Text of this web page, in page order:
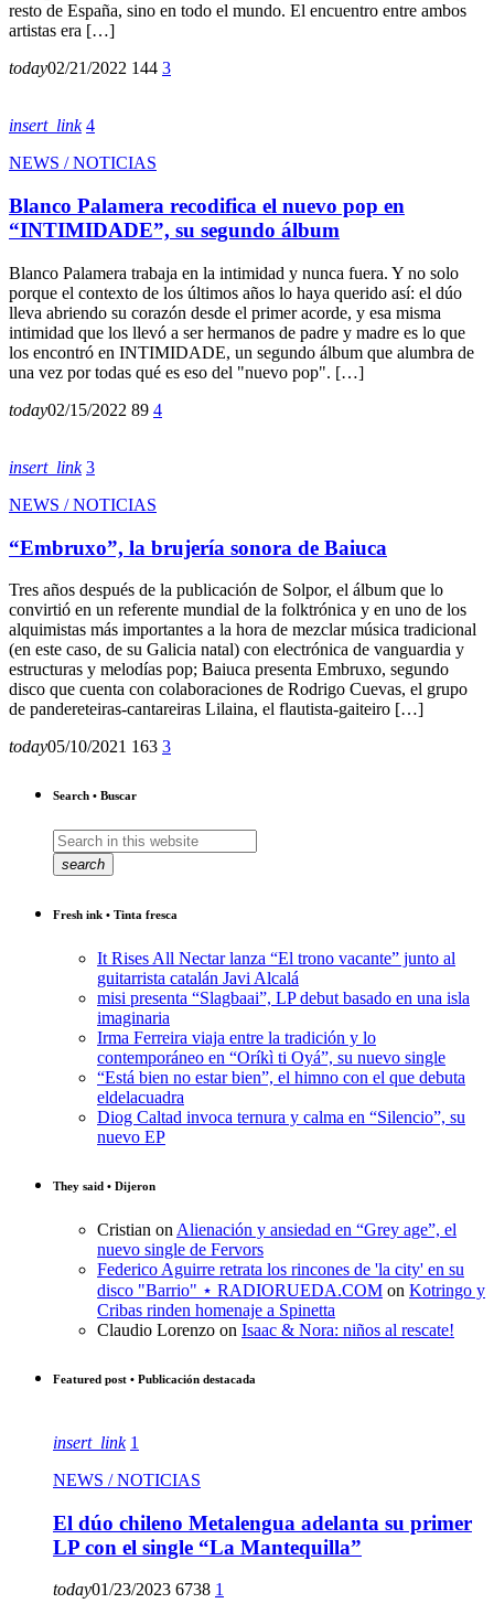
resto de España, sino en todo el mundo. El encuentro entre ambos
artistas era […]
today02/21/2022 144 3
insert_link 4
NEWS / NOTICIAS
Blanco Palamera recodifica el nuevo pop en
“INTIMIDADE”, su segundo álbum
Blanco Palamera trabaja en la intimidad y nunca fuera. Y no solo
porque el contexto de los últimos años lo haya querido así: el dúo
lleva abriendo su corazón desde el primer acorde, y esa misma
intimidad que los llevó a ser hermanos de padre y madre es lo que
los encontró en INTIMIDADE, un segundo álbum que alumbra de
una vez por todas qué es eso del "nuevo pop". […]
today02/15/2022 89 4
insert_link 3
NEWS / NOTICIAS
“Embruxo”, la brujería sonora de Baiuca
Tres años después de la publicación de Solpor, el álbum que lo
convirtió en un referente mundial de la folktrónica y en uno de los
alquimistas más importantes a la hora de mezclar música tradicional
(en este caso, de su Galicia natal) con electrónica de vanguardia y
estructuras y melodías pop; Baiuca presenta Embruxo, segundo
disco que cuenta con colaboraciones de Rodrigo Cuevas, el grupo
de pandereteiras-cantareiras Lilaina, el flautista-gaiteiro […]
today05/10/2021 163 3
Search • Buscar
search
Fresh ink • Tinta fresca
It Rises All Nectar lanza “El trono vacante” junto al
guitarrista catalán Javi Alcalá
misi presenta “Slagbaai”, LP debut basado en una isla
imaginaria
Irma Ferreira viaja entre la tradición y lo
contemporáneo en “Oríkì ti Oyá”, su nuevo single
“Está bien no estar bien”, el himno con el que debuta
eldelacuadra
Diog Caltad invoca ternura y calma en “Silencio”, su
nuevo EP
They said • Dijeron
Cristian on Alienación y ansiedad en “Grey age”, el
nuevo single de Fervors
Federico Aguirre retrata los rincones de 'la city' en su
disco "Barrio" ⋆ RADIORUEDA.COM on Kotringo y
Cribas rinden homenaje a Spinetta
Claudio Lorenzo on Isaac & Nora: niños al rescate!
Featured post • Publicación destacada
insert_link 1
NEWS / NOTICIAS
El dúo chileno Metalengua adelanta su primer
LP con el single “La Mantequilla”
today01/23/2023 6738 1